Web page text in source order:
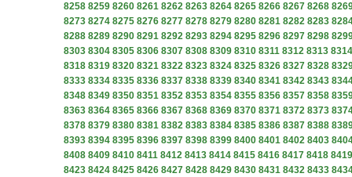
8258 8259 8260 8261 8262 8263 8264 8265 8266 8267 8268
8273 8274 8275 8276 8277 8278 8279 8280 8281 8282 8283
8288 8289 8290 8291 8292 8293 8294 8295 8296 8297 8298
8303 8304 8305 8306 8307 8308 8309 8310 8311 8312 8313 8314
8318 8319 8320 8321 8322 8323 8324 8325 8326 8327 8328
8333 8334 8335 8336 8337 8338 8339 8340 8341 8342 8343
8348 8349 8350 8351 8352 8353 8354 8355 8356 8357 8358
8363 8364 8365 8366 8367 8368 8369 8370 8371 8372 8373
8378 8379 8380 8381 8382 8383 8384 8385 8386 8387 8388
8393 8394 8395 8396 8397 8398 8399 8400 8401 8402 8403
8408 8409 8410 8411 8412 8413 8414 8415 8416 8417 8418 8419
8423 8424 8425 8426 8427 8428 8429 8430 8431 8432 8433